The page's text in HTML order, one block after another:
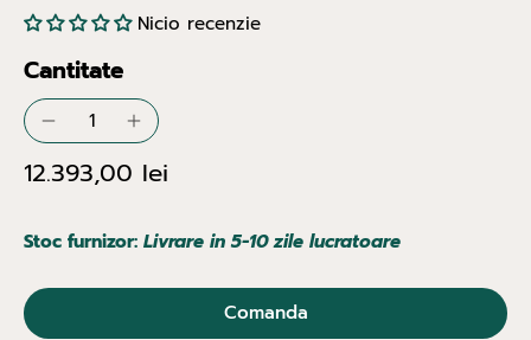
Nicio recenzie
Cantitate
12.393,00 lei
Comanda
Stoc furnizor: Livrare in 5-10 zile lucratoare